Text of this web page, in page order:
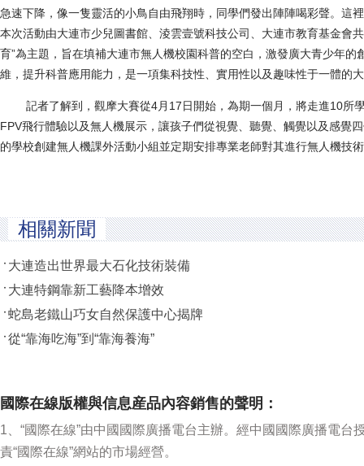
急速下降，像一隻靈活的小鳥自由飛翔時，同學們發出陣陣喝彩聲。這
本次活動由大連市少兒圖書館、淩雲壹號科技公司、大連市教育基金會
育”為主題，旨在填補大連市無人機校園科普的空白，激發廣大青少年
維，提升科普應用能力，是一項集科技性、實用性以及趣味性于一體的
記者了解到，觀摩大賽從4月17日開始，為期一個月，將走進10所
FPV飛行體驗以及無人機展示，讓孩子們從視覺、聽覺、觸覺以及感覺
的學校創建無人機課外活動小組並定期安排專業老師對其進行無人機技
相關新聞
大連造出世界最大石化技術裝備
大連特鋼靠新工藝降本增效
蛇島老鐵山巧女自然保護中心揭牌
從“靠海吃海”到“靠海養海”
國際在線版權與信息産品內容銷售的聲明：
1、“國際在線”由中國國際廣播電台主辦。經中國國際廣播電
責“國際在線”網站的市場經營。